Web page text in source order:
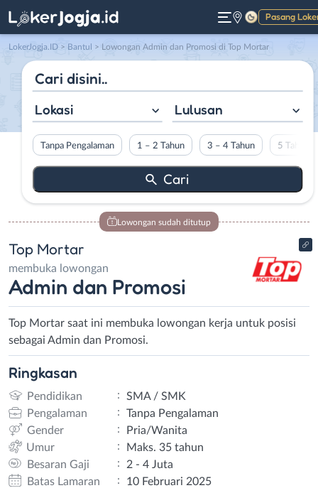
Pasang
Gelap
LokerJogja.ID > Bantul > Lowongan Admin dan Promosi di Top Mortar
Lokasi Lulusan
Tanpa Pengalaman 1 – 2 Tahun 3 – 4 Tahun 5 Tahun
Lowongan sudah ditutup
Top Mortar
membuka lowongan
Admin dan Promosi
Top Mortar saat ini membuka lowongan kerja untuk posisi
sebagai Admin dan Promosi.
Ringkasan
Pendidikan :
SMA / SMK
Pengalaman
:
Tanpa Pengalaman
Gender
:
Pria/Wanita
Umur
:
Maks. 35 tahun
Besaran Gaji
:
2 - 4 Juta
Batas Lamaran
:
10 Februari 2025